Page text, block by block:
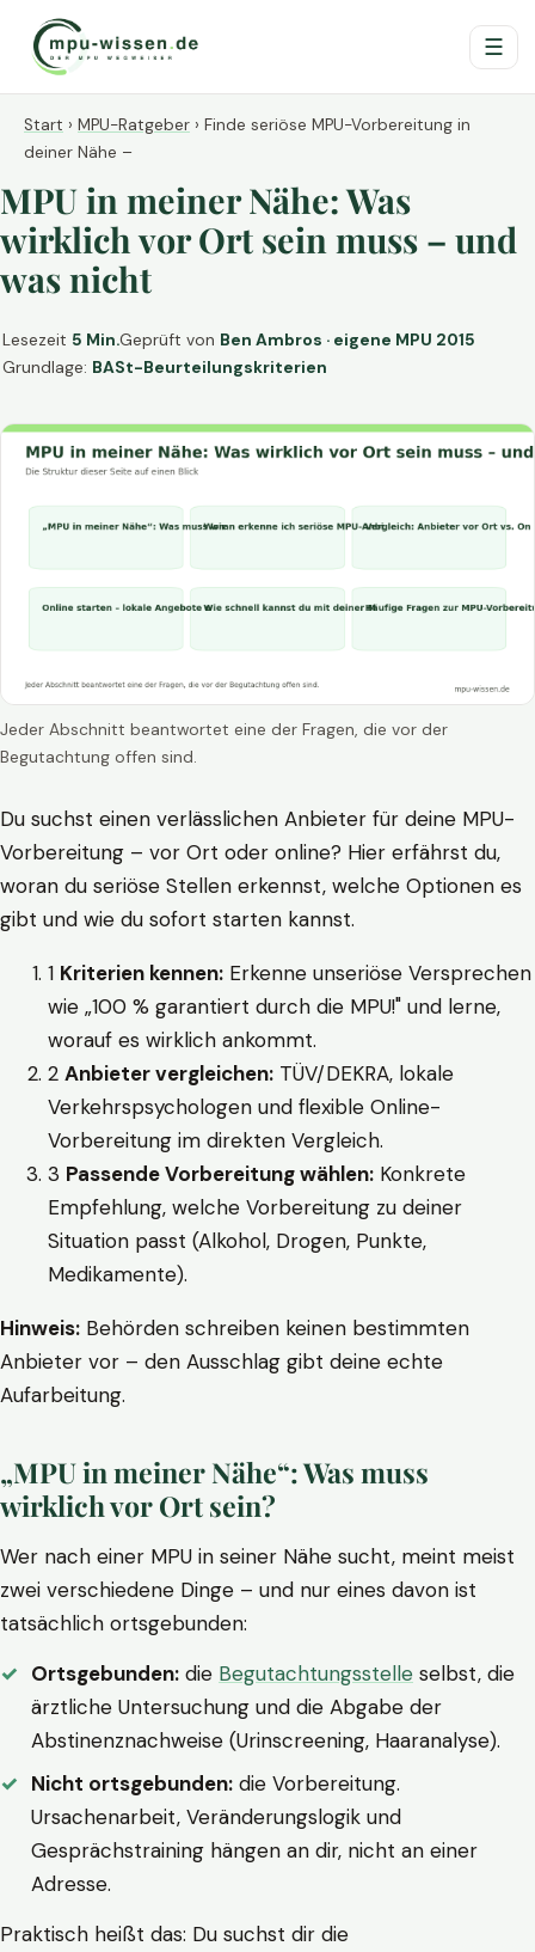
☰
Start › MPU-Ratgeber › Finde seriöse MPU-Vorbereitung in
deiner Nähe –
MPU in meiner Nähe: Was
wirklich vor Ort sein muss – und
was nicht
Lesezeit 5 Min.Geprüft von Ben Ambros · eigene MPU 2015
Grundlage: BASt-Beurteilungskriterien
Jeder Abschnitt beantwortet eine der Fragen, die vor der
Begutachtung offen sind.
Du suchst einen verlässlichen Anbieter für deine MPU-
Vorbereitung – vor Ort oder online? Hier erfährst du,
woran du seriöse Stellen erkennst, welche Optionen es
gibt und wie du sofort starten kannst.
1 Kriterien kennen: Erkenne unseriöse Versprechen
wie „100 % garantiert durch die MPU!" und lerne,
worauf es wirklich ankommt.
2 Anbieter vergleichen: TÜV/DEKRA, lokale
Verkehrspsychologen und flexible Online-
Vorbereitung im direkten Vergleich.
3 Passende Vorbereitung wählen: Konkrete
Empfehlung, welche Vorbereitung zu deiner
Situation passt (Alkohol, Drogen, Punkte,
Medikamente).
Hinweis: Behörden schreiben keinen bestimmten
Anbieter vor – den Ausschlag gibt deine echte
Aufarbeitung.
„MPU in meiner Nähe“: Was muss
wirklich vor Ort sein?
Wer nach einer MPU in seiner Nähe sucht, meint meist
zwei verschiedene Dinge – und nur eines davon ist
tatsächlich ortsgebunden:
Ortsgebunden: die Begutachtungsstelle selbst, die
ärztliche Untersuchung und die Abgabe der
Abstinenznachweise (Urinscreening, Haaranalyse).
Nicht ortsgebunden: die Vorbereitung.
Ursachenarbeit, Veränderungslogik und
Gesprächstraining hängen an dir, nicht an einer
Adresse.
Praktisch heißt das: Du suchst dir die